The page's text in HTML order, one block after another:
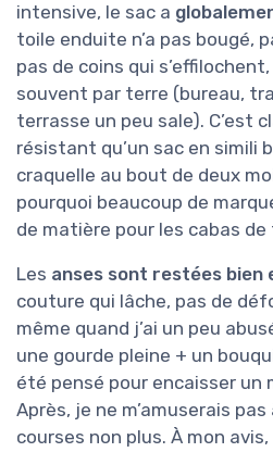
intensive, le sac a
toile enduite n’a pas bougé,
pas de coins qui
souvent par terre (bureau,
terrasse un peu sale). C’est
résistant qu’un sac en simili
craquelle au bout de deux
pourquoi beaucoup de
de matière pour les cabas
Les anses sont restées bien
couture qui lâche, pas de
même quand j’ai un peu
une gourde pleine + un
été pensé pour encaisser un
Après, je ne m’amuserais
courses non plus. À mon